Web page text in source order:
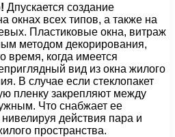
Дпускается создание
окнах всех типов, а также на
Пластиковые окна, витраж
методом декорирования,
время, когда имеется
вид из окна жилого
В случае если стеклопакет
пленку закрепляют между
Что снабжает ее
действия пара и
пространства.